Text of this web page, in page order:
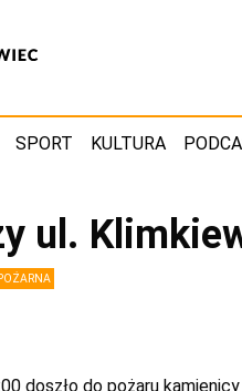
SPORT KULTURA
ul.
doszło do pożaru